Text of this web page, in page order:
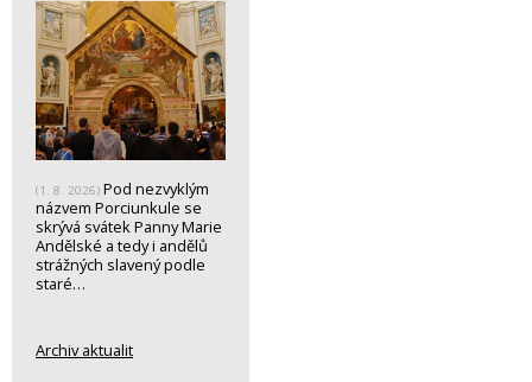
(1. 8. 2026) Pod nezvyklým
názvem Porciunkule se
skrývá svátek Panny Marie
Andělské a tedy i andělů
strážných slavený podle
staré…
Archiv aktualit